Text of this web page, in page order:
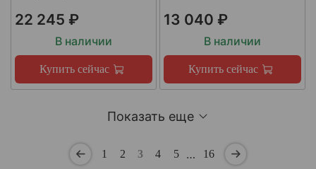
22 245 ₽
В наличии
Купить сейчас
13 040 ₽
В наличии
Купить сейчас
Показать еще
1 2 3 4 5 … 16